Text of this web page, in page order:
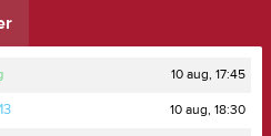
10 aug, 17:45
10 aug, 18:30